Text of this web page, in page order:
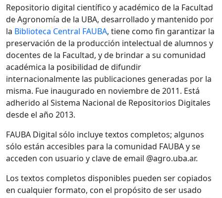
Repositorio digital científico y académico de la Facultad
de Agronomía de la UBA, desarrollado y mantenido por
la Biblioteca Central FAUBA, tiene como fin garantizar la
preservación de la producción intelectual de alumnos y
docentes de la Facultad, y de brindar a su comunidad
académica la posibilidad de difundir
internacionalmente las publicaciones generadas por la
misma. Fue inaugurado en noviembre de 2011. Está
adherido al Sistema Nacional de Repositorios Digitales
desde el año 2013.
FAUBA Digital sólo incluye textos completos; algunos
sólo están accesibles para la comunidad FAUBA y se
acceden con usuario y clave de email @agro.uba.ar.
Los textos completos disponibles pueden ser copiados
en cualquier formato, con el propósito de ser usado